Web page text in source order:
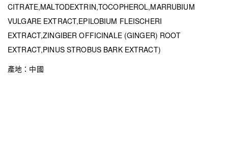
CITRATE,MALTODEXTRIN,TOCOPHEROL,MARRUBIUM
VULGARE EXTRACT,EPILOBIUM FLEISCHERI
EXTRACT,ZINGIBER OFFICINALE (GINGER) ROOT
EXTRACT,PINUS STROBUS BARK EXTRACT)
產地：中國